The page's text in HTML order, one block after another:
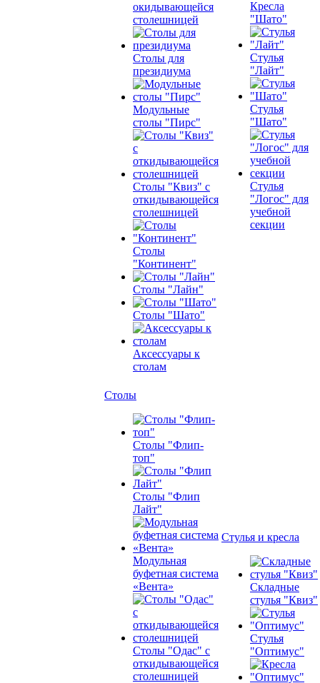
окидывающейся
столешницей
Столы для
президиума
Модульные
столы "Пирс"
Столы "Квиз" с
откидывающейся
столешницей
Столы
"Континент"
Столы "Лайн"
Столы "Шато"
Аксессуары к
столам
Кресла
"Шато"
Стулья
"Лайт"
Стулья
"Шато"
Стулья
"Логос" для
учебной
секции
Столы
Столы "Флип-
топ"
Столы "Флип
Лайт"
Модульная
буфетная система
«Вента»
Столы "Одас" с
откидывающейся
столешницей
Стулья и кресла
Складные
стулья "Квиз"
Стулья
"Оптимус"